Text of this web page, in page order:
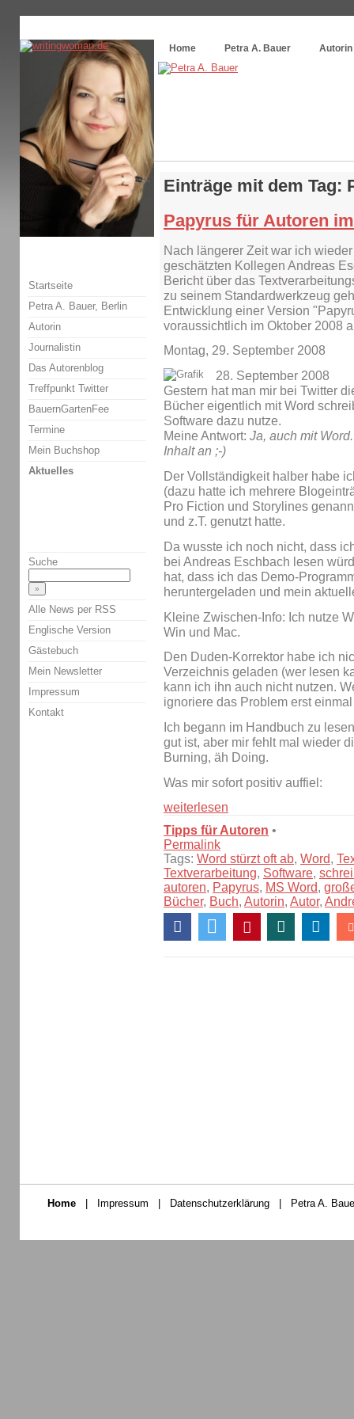
Home
Petra A. Bauer Autorin
Einträge mit dem Tag:
Papyrus für Autoren
Nach längerer Zeit war ich
geschätzten Kollegen Andreas
Bericht über das
zu seinem Standardwerkzeug
Entwicklung einer Version
voraussichtlich im Oktober 2008
Montag, 29. September 2008
28. September 2008
Gestern hat man mir bei Twitter
Bücher eigentlich mit Word
Software dazu nutze.
Meine Antwort: Ja, auch mit
Inhalt an ;-)
Der Vollständigkeit halber habe
(dazu hatte ich mehrere
Pro Fiction und Storylines
und z.T. genutzt hatte.
Da wusste ich noch nicht, dass
bei Andreas Eschbach lesen
hat, dass ich das Demo-
heruntergeladen und mein
Kleine Zwischen-Info: Ich nutze
Win und Mac.
Den Duden-Korrektor habe ich
Verzeichnis geladen (wer lesen
kann ich ihn auch nicht nutzen.
ignoriere das Problem erst
Ich begann im Handbuch zu
gut ist, aber mir fehlt mal wieder
Burning, äh Doing.
Was mir sofort positiv auffiel:
weiterlesen
Tipps für Autoren •
Permalink
Tags: Word stürzt oft ab, Word,
Textverarbeitung, Software,
autoren, Papyrus, MS Word,
Bücher, Buch, Autorin, Autor,
Startseite
Petra A. Bauer, Berlin
Autorin
Journalistin
Das Autorenblog
Treffpunkt Twitter
BauernGartenFee
Termine
Mein Buchshop
Aktuelles
Suche
Alle News per RSS
Englische Version
Gästebuch
Mein Newsletter
Impressum
Kontakt
Home | Impressum | Datenschutzerklärung | Petra A.